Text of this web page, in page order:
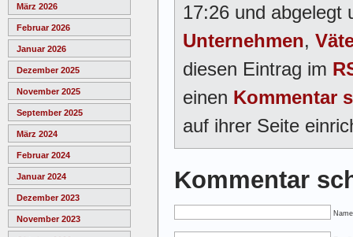
März 2026
Februar 2026
Januar 2026
Dezember 2025
November 2025
September 2025
März 2024
Februar 2024
Januar 2024
Dezember 2023
November 2023
17:26 und abgelegt
Unternehmen,
diesen Eintrag im
einen Kommentar
auf ihrer Seite
Kommentar
Name